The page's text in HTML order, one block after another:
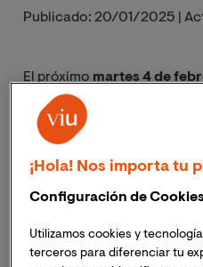
Publicado: 20/01/2025
El próximo martes 4 de
(hora peninsular de España),
la Facultad de Ciencias de
Masterclass Online:
Elacoso escolar, también
¡Hola! Nos importa tu
Configuración de
Utilizamos cookies y
terceros para diferenciar tu